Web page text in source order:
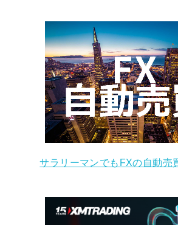
サラリーマンでもFXの自動売